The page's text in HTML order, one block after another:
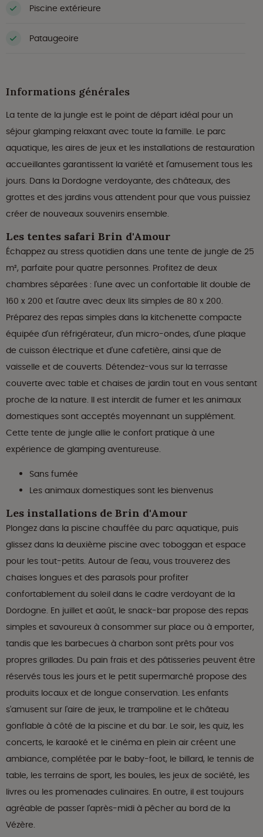
Piscine extérieure
Pataugeoire
Informations générales
La tente de la jungle est le point de départ idéal pour un
séjour glamping relaxant avec toute la famille. Le parc
aquatique, les aires de jeux et les installations de restauration
accueillantes garantissent la variété et l'amusement tous les
jours. Dans la Dordogne verdoyante, des châteaux, des
grottes et des jardins vous attendent pour que vous puissiez
créer de nouveaux souvenirs ensemble.
Les tentes safari Brin d'Amour
Échappez au stress quotidien dans une tente de jungle de 25
m², parfaite pour quatre personnes. Profitez de deux
chambres séparées : l'une avec un confortable lit double de
160 x 200 et l'autre avec deux lits simples de 80 x 200.
Préparez des repas simples dans la kitchenette compacte
équipée d'un réfrigérateur, d'un micro-ondes, d'une plaque
de cuisson électrique et d'une cafetière, ainsi que de
vaisselle et de couverts. Détendez-vous sur la terrasse
couverte avec table et chaises de jardin tout en vous sentant
proche de la nature. Il est interdit de fumer et les animaux
domestiques sont acceptés moyennant un supplément.
Cette tente de jungle allie le confort pratique à une
expérience de glamping aventureuse.
Sans fumée
Les animaux domestiques sont les bienvenus
Les installations de Brin d'Amour
Plongez dans la piscine chauffée du parc aquatique, puis
glissez dans la deuxième piscine avec toboggan et espace
pour les tout-petits. Autour de l'eau, vous trouverez des
chaises longues et des parasols pour profiter
confortablement du soleil dans le cadre verdoyant de la
Dordogne. En juillet et août, le snack-bar propose des repas
simples et savoureux à consommer sur place ou à emporter,
tandis que les barbecues à charbon sont prêts pour vos
propres grillades. Du pain frais et des pâtisseries peuvent être
réservés tous les jours et le petit supermarché propose des
produits locaux et de longue conservation. Les enfants
s'amusent sur l'aire de jeux, le trampoline et le château
gonflable à côté de la piscine et du bar. Le soir, les quiz, les
concerts, le karaoké et le cinéma en plein air créent une
ambiance, complétée par le baby-foot, le billard, le tennis de
table, les terrains de sport, les boules, les jeux de société, les
livres ou les promenades culinaires. En outre, il est toujours
agréable de passer l'après-midi à pêcher au bord de la
Vézère.